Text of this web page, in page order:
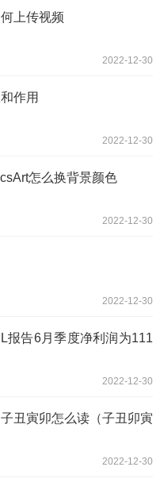
上传视频
2022-12-30
作用
2022-12-30
怎么换背景颜色
2022-12-30
2022-12-30
报告6月季度净利润为111
2022-12-30
丑寅卯怎么读（子丑卯寅
2022-12-30